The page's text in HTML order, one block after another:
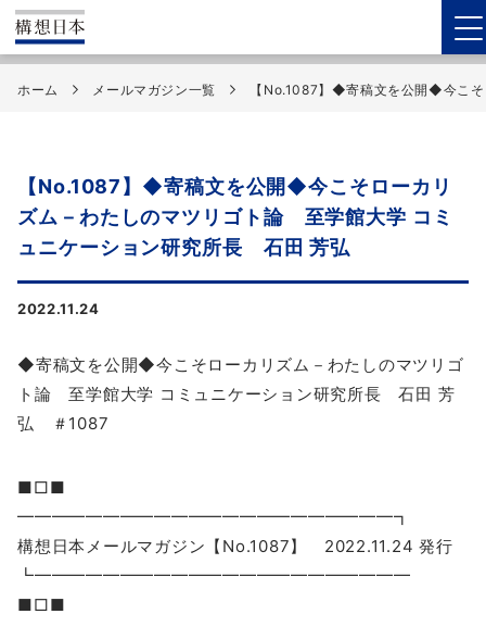
ホーム メールマガジン一覧 【No.1087】◆寄稿文を公開◆今こ
【No.1087】◆寄稿文を公開◆今こそローカリ
ズム－わたしのマツリゴト論 至学館大学 コミ
ュニケーション研究所長 石田 芳弘
2022.11.24
◆寄稿文を公開◆今こそローカリズム－わたしのマツリゴ
ト論 至学館大学 コミュニケーション研究所長 石田 芳
弘 ＃1087
■□■
━━━━━━━━━━━━━━━━━━━━━━┓
構想日本メールマガジン【No.1087】 2022.11.24 発行
┗━━━━━━━━━━━━━━━━━━━━━━
■□■